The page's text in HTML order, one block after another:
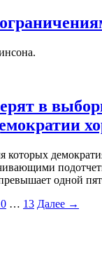
в
которых
одной
… 13 Далее →